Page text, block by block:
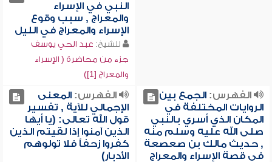
النبي في الإسراء
والمعراج , سبب وقوع
الإسراء والمعراج في الليل
للشيخ: عبد الحي يوسف
جزء من محاضرة ( الإسراء
والمعراج [1])
الفهرس:الجمع بين
الروايات المختلفة في
المكان الذي أسري بالنبي
صلى الله عليه وسلم منه
, حديث مالك بن صعصعة
في قصة الإسراء والمعراج
الفهرس:المعنى
الإجمالي للآية , تفسير
قول الله تعالى: (يا أيها
الذين آمنوا إذا لقيتم الذين
كفروا زحفاً فلا تولوهم
الأدبار)